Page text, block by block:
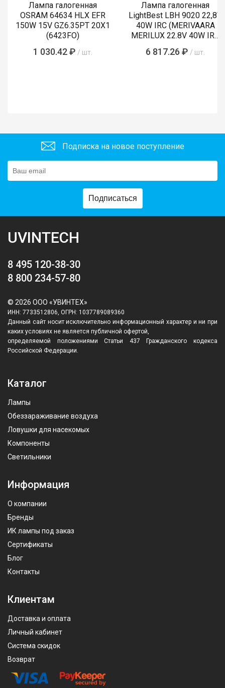
Лампа галогенная
OSRAM 64634 HLX EFR
150W 15V GZ6.35PT 20X1
(6423FO)
1 030.42 ₽ / шт.
Лампа галогенная
LightBest LBH 9020 22,8V
40W IRC (MERIVAARA
MERILUX 22.8V 40W IRC
6 817.26 ₽ / шт.
Подписка на новое поступление
Подписаться
UVINTECH
8 495 120-38-30
8 800 234-57-80
© 2026 ООО «УВИНТЕХ»
ИНН: 7733512806, ОГРН: 1037789089360
Данный сайт носит исключительно информационный характер и ни при
каких условиях не является публичной офертой,
определяемой положениями Статьи 437 Гражданского кодекса
Российской Федерации.
Каталог
Лампы
Обеззараживание воздуха
Ловушки для насекомых
Компоненты
Светильники
Информация
О компании
Бренды
ИК лампы под заказ
Сертификаты
Блог
Контакты
Клиентам
Доставка и оплата
Личный кабинет
Система скидок
Возврат